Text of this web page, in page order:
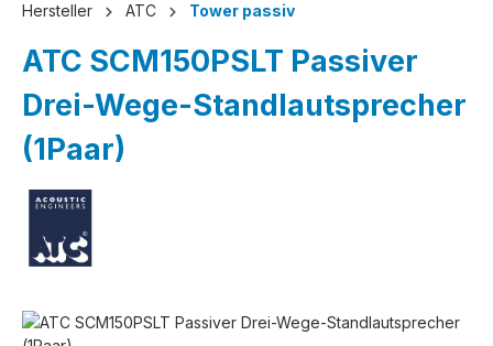
Hersteller ATC Tower passiv
ATC SCM150PSLT Passiver
Drei-Wege-Standlautsprecher
(1Paar)
Bildergalerie überspringen